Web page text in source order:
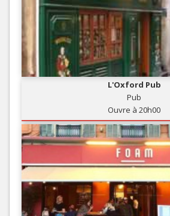
L'Oxford Pub
Pub
Ouvre à 20h00